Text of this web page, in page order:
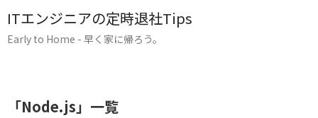
ITエンジニアの定時退社Tips
Early to Home - 早く家に帰ろう。
「Node.js」 一覧